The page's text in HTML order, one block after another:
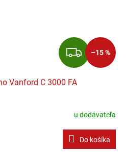
–15 %
Vanford C 3000 FA
u dodávateľa
Do košíka